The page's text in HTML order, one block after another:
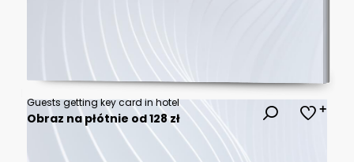
Guests getting key card in hotel
Obraz na płótnie od 128 zł